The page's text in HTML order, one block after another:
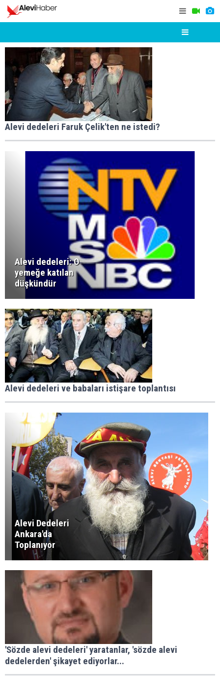
Alevi dedeleri Faruk Çelik'ten ne istedi?
Alevi dedeleri: O
yemeğe katılan
düşkündür
Alevi dedeleri ve babaları istişare toplantısı
Alevi Dedeleri
Ankara'da
Toplanıyor
'Sözde alevi dedeleri' yaratanlar, 'sözde alevi
dedelerden' şikayet ediyorlar...